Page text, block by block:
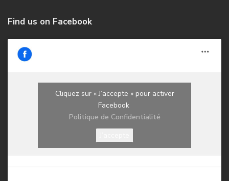
Find us on Facebook
Cliquez sur « J’accepte » pour activer
Facebook
Politique de Confidentialité